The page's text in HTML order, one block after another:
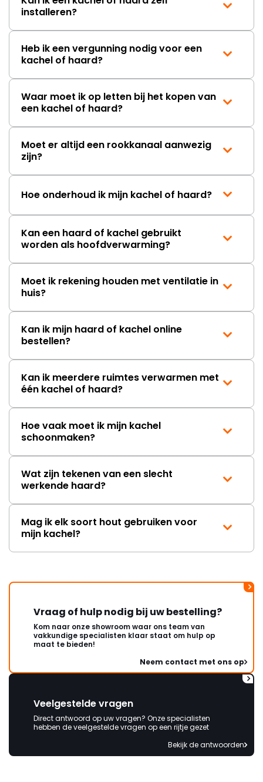
installeren?
Heb ik een vergunning nodig voor een
kachel of haard?
Waar moet ik op letten bij het kopen van
een kachel of haard?
Moet er altijd een rookkanaal aanwezig
zijn?
Hoe onderhoud ik mijn kachel of haard?
Kan een haard of kachel gebruikt
worden als hoofdverwarming?
Moet ik rekening houden met ventilatie in
huis?
Kan ik mijn haard of kachel online
bestellen?
Kan ik meerdere ruimtes verwarmen met
één kachel of haard?
Hoe vaak moet ik mijn kachel
schoonmaken?
Wat zijn tekenen van een slecht
werkende haard?
Mag ik elk soort hout gebruiken voor
mijn kachel?
Vraag of hulp nodig bij uw bestelling?
Kom naar onze showroom waar ons team van
vakkundige specialisten klaar staat om hulp op
maat te bieden!
Neem contact met ons op
Veelgestelde vragen
Direct antwoord op uw vragen? Onze specialisten
hebben de veelgestelde vragen op een rijtje gezet
Bekijk de antwoorden